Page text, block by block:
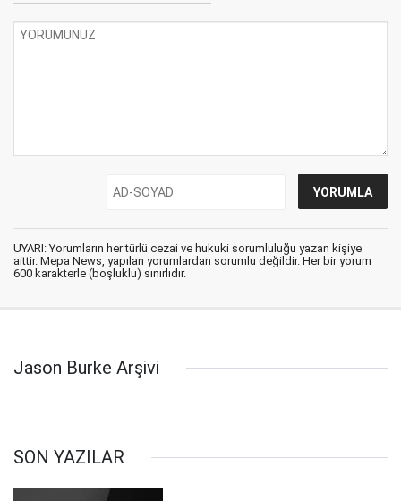
UYARI: Yorumların her türlü cezai ve hukuki sorumluluğu yazan kişiye
aittir. Mepa News, yapılan yorumlardan sorumlu değildir. Her bir yorum
600 karakterle (boşluklu) sınırlıdır.
Jason Burke Arşivi
SON YAZILAR